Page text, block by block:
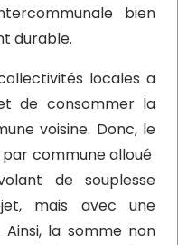
bien
durable.
locales a
de consommer la
voisine. Donc, le
commune alloué
de souplesse
mais avec une
la somme non